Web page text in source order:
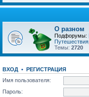
О разном
Подфорумы:
Путешествия
Темы: 2720
ВХОД • РЕГИСТРАЦИЯ
Имя пользователя:
Пароль: